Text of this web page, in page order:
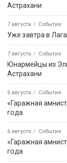
Астрахани
7 августа Событие
Уже завтра в
7 августа Событие
Юнармейцы из
Астрахани
6 августа Событие
«Гаражная
года
6 августа Событие
«Гаражная
года